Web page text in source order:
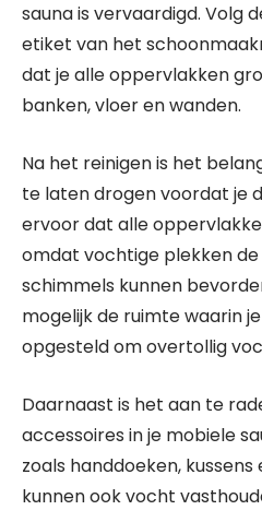
sauna is vervaardigd. Volg
etiket van het
dat je alle oppervlakken
banken, vloer en wanden.
Na het reinigen is het
te laten drogen voordat je
ervoor dat alle
omdat vochtige plekken
schimmels kunnen
mogelijk de ruimte waarin
opgesteld om overtollig
Daarnaast is het aan te
accessoires in je mobiele
zoals handdoeken,
kunnen ook vocht